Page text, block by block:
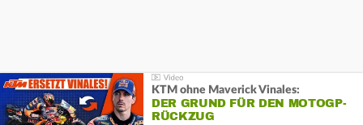
KTM ohne Maverick Vinales:
DER GRUND FÜR DEN MOTOGP-
RÜCKZUG